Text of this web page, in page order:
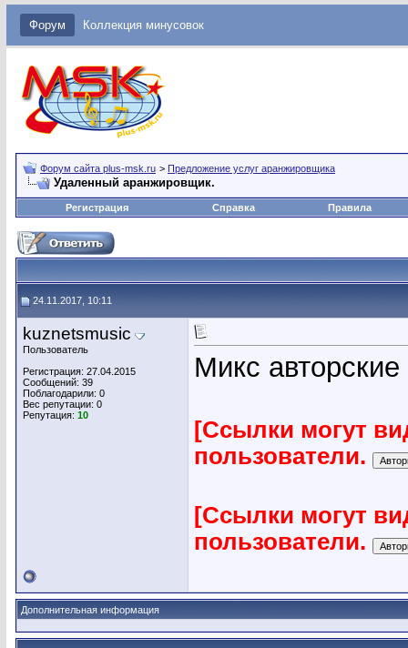
Форум Коллекция минусовок
Форум сайта plus-msk.ru > Предложение услуг аранжировщика
Удаленный аранжировщик.
Регистрация Справка Правила
24.11.2017, 10:11
kuznetsmusic
Пользователь
Регистрация: 27.04.2015
Сообщений: 39
Поблагодарили: 0
Вес репутации: 0
Репутация: 10
Микс
[Ссылки могут
пользователи.
[Ссылки могут
пользователи.
Дополнительная информация